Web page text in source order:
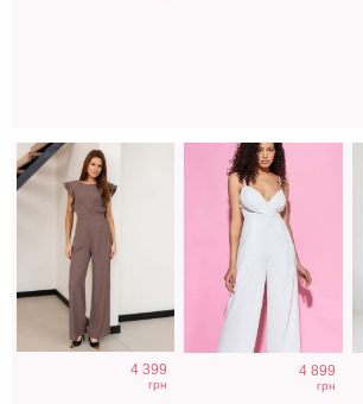
4 399
грн
4 899
грн